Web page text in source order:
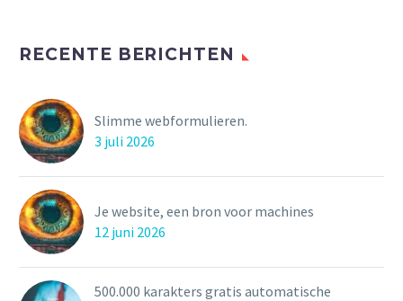
RECENTE BERICHTEN
Slimme webformulieren.
3 juli 2026
Je website, een bron voor machines
12 juni 2026
500.000 karakters gratis automatische